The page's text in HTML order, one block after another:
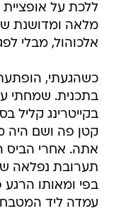
ללכת על
מלאה ומדושנת
אלכוהול, מבלי
כשהגעתי,
בתכנית. שמחתי
קטן פה ושם היה
אתה. אחרי הביס
תערובת נפלאה
בפי ומאותו
עמדה ליד המטבח